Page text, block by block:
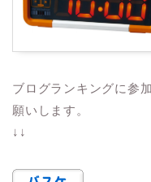
ブログランキングに参
願いします。
↓↓